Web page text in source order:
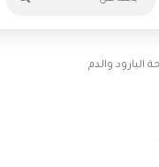
عن
البارود والدم